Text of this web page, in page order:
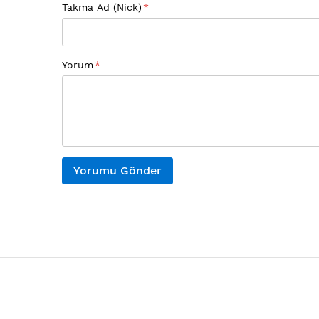
Takma Ad (Nick)
Yorum
Yorumu Gönder